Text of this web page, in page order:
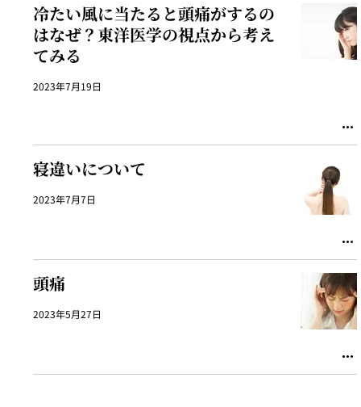
冷たい風に当たると頭痛がするの
はなぜ？東洋医学の視点から考え
てみる
2023年7月19日
寝違いについて
2023年7月7日
頭痛
2023年5月27日